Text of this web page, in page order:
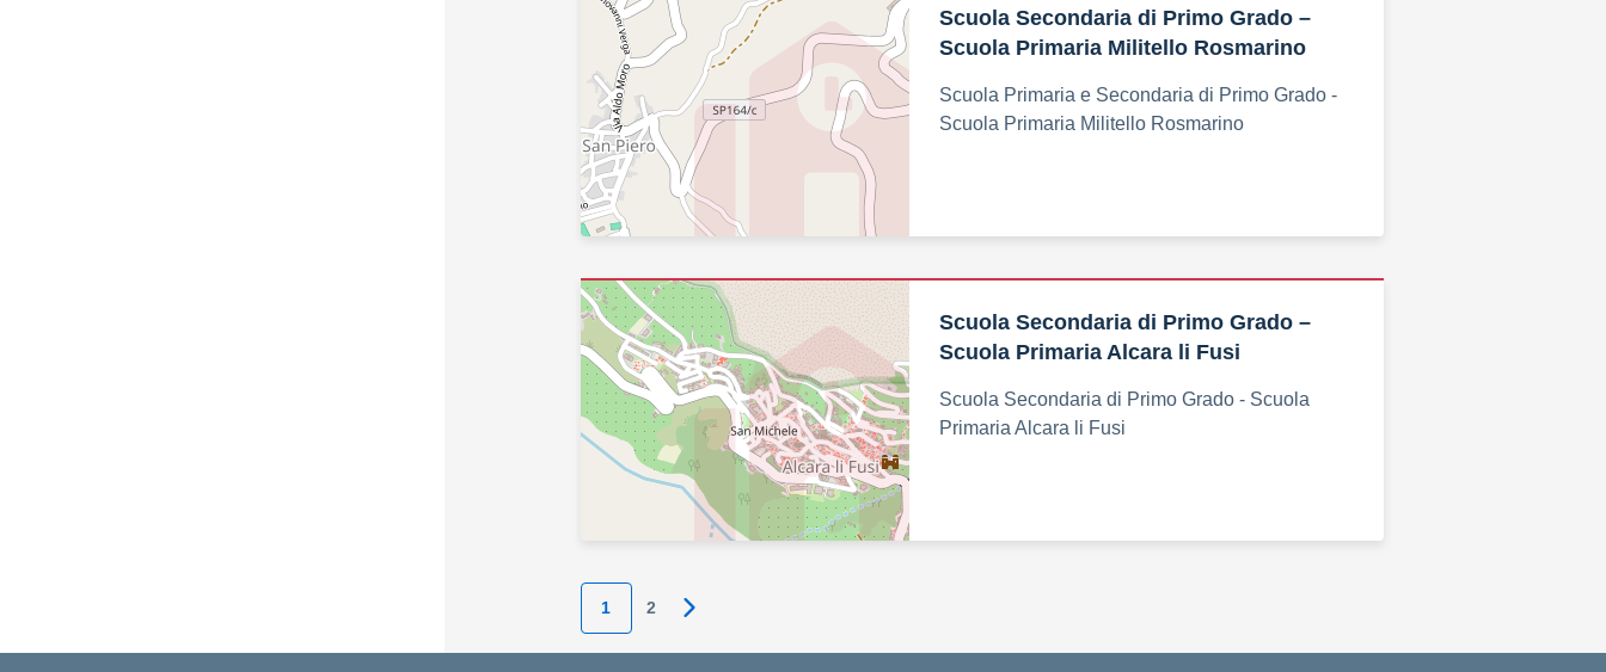
Scuola Secondaria di Primo Grado –
Scuola Primaria Militello Rosmarino
Scuola Primaria e Secondaria di Primo Grado -
Scuola Primaria Militello Rosmarino
Scuola Secondaria di Primo Grado –
Scuola Primaria Alcara li Fusi
Scuola Secondaria di Primo Grado - Scuola
Primaria Alcara li Fusi
1 2 Pagina successiva